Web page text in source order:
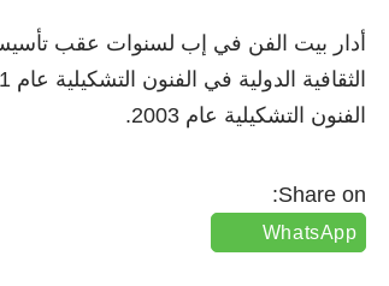
أدار بيت الفن في إب لسنوات عقب
الفنون التشكيلية عام 2003.
Share on:
WhatsApp